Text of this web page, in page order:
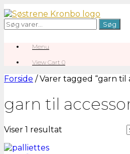
Gå
til
indhold
Søg
efter:
Søg
Menu
View
cart
View Cart 0
Forside / Varer tagged “garn til
garn til
Viser 1 resultat